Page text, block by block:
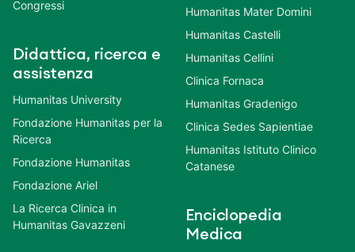
Congressi
Didattica, ricerca e
assistenza
Humanitas University
Fondazione Humanitas per la
Ricerca
Fondazione Humanitas
Fondazione Ariel
La Ricerca Clinica in
Humanitas Gavazzeni
Humanitas Mater Domini
Humanitas Castelli
Humanitas Cellini
Clinica Fornaca
Humanitas Gradenigo
Clinica Sedes Sapientiae
Humanitas Istituto Clinico
Catanese
Enciclopedia
Medica